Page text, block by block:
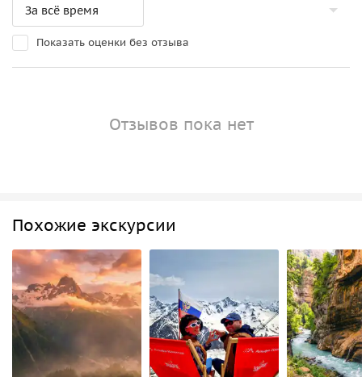
Показать оценки без отзыва
Отзывов пока нет
Похожие экскурсии